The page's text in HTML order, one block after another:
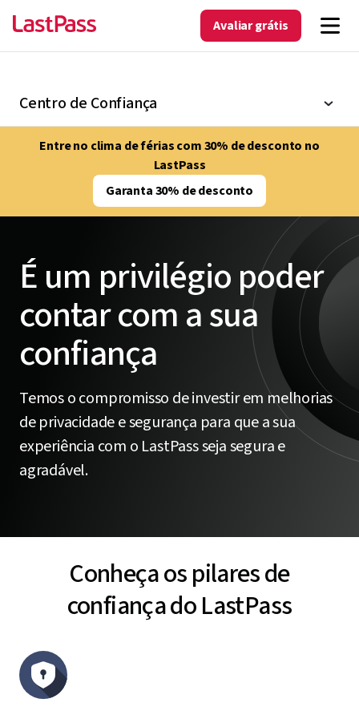
Avaliar grátis
Centro de Confiança
Entre no clima de férias com 30% de desconto no
LastPass
Garanta 30% de desconto
É um privilégio poder
contar com a sua
confiança
Temos o compromisso de investir em melhorias
de privacidade e segurança para que a sua
experiência com o LastPass seja segura e
agradável.
Conheça os pilares de
confiança do LastPass